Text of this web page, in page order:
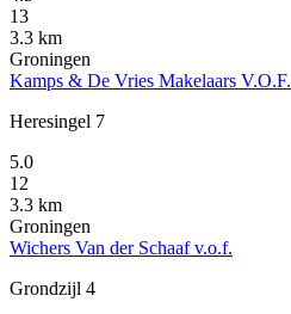
13
3.3 km
Groningen
Kamps & De Vries Makelaars V.O.F.
Heresingel 7
5.0
12
3.3 km
Groningen
Wichers Van der Schaaf v.o.f.
Grondzijl 4